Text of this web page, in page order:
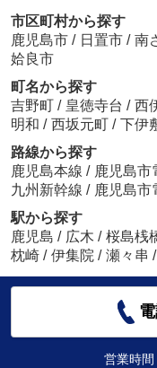
市区町村から探す
鹿児島市 / 日置市 / 南
姶良市
町名から探す
吉野町 / 皇徳寺台 / 西
明和 / 西坂元町 / 下伊
路線から探す
鹿児島本線 / 鹿児島市
九州新幹線 / 鹿児島市
駅から探す
鹿児島 / 広木 / 桜島桟
枕崎 / 伊集院 / 瀬々串 /
営業時間